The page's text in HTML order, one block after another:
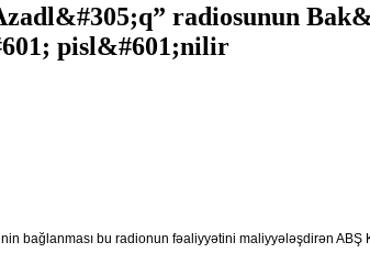
radiosunun
pisl&#601;nilir
bağlanması bu radionun fəaliyyətini maliyyələşdirən